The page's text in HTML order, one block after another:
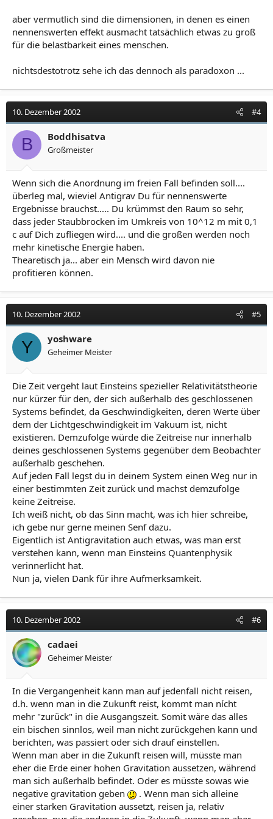
aber vermutlich sind die dimensionen, in denen es einen
nennenswerten effekt ausmacht tatsächlich etwas zu groß
für die belastbarkeit eines menschen.
nichtsdestotrotz sehe ich das dennoch als paradoxon ...
10. Dezember 2002 #4
B Boddhisatva
Großmeister
Wenn sich die Anordnung im freien Fall befinden soll....
überleg mal, wieviel Antigrav Du für nennenswerte
Ergebnisse brauchst..... Du krümmst den Raum so sehr,
dass jeder Staubbrocken im Umkreis von 10^12 m mit 0,1
c auf Dich zufliegen wird.... und die großen werden noch
mehr kinetische Energie haben.
Thearetisch ja... aber ein Mensch wird davon nie
profitieren können.
10. Dezember 2002 #5
Y yoshware
Geheimer Meister
Die Zeit vergeht laut Einsteins spezieller Relativitätstheorie
nur kürzer für den, der sich außerhalb des geschlossenen
Systems befindet, da Geschwindigkeiten, deren Werte über
dem der Lichtgeschwindigkeit im Vakuum ist, nicht
existieren. Demzufolge würde die Zeitreise nur innerhalb
deines geschlossenen Systems gegenüber dem Beobachter
außerhalb geschehen.
Auf jeden Fall legst du in deinem System einen Weg nur in
einer bestimmten Zeit zurück und machst demzufolge
keine Zeitreise.
Ich weiß nicht, ob das Sinn macht, was ich hier schreibe,
ich gebe nur gerne meinen Senf dazu.
Eigentlich ist Antigravitation auch etwas, was man erst
verstehen kann, wenn man Einsteins Quantenphysik
verinnerlicht hat.
Nun ja, vielen Dank für ihre Aufmerksamkeit.
10. Dezember 2002 #6
cadaei
Geheimer Meister
In die Vergangenheit kann man auf jedenfall nicht reisen,
d.h. wenn man in die Zukunft reist, kommt man nícht
mehr "zurück" in die Ausgangszeit. Somit wäre das alles
ein bischen sinnlos, weil man nicht zurückgehen kann und
berichten, was passiert oder sich drauf einstellen.
Wenn man aber in die Zukunft reisen will, müsste man
eher die Erde einer hohen Gravitation aussetzen, während
man sich außerhalb befindet. Oder es müsste sowas wie
negative gravitation geben
. Wenn man sich alleine
einer starken Gravitation aussetzt, reisen ja, relativ